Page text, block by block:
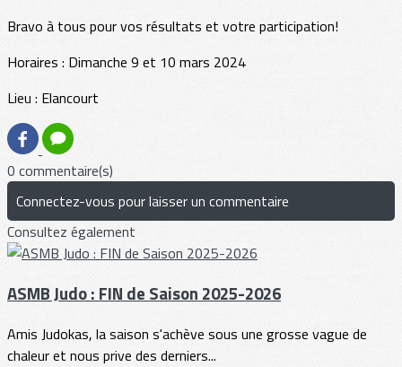
Bravo à tous pour vos résultats et votre participation!
Horaires : Dimanche 9 et 10 mars 2024
Lieu : Elancourt
0 commentaire(s)
Connectez-vous pour laisser un commentaire
Consultez également
ASMB Judo : FIN de Saison 2025-2026
Amis Judokas, la saison s'achève sous une grosse vague de
chaleur et nous prive des derniers...